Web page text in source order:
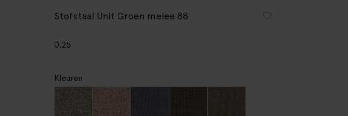
Stofstaal Unit Groen melee 88
0.25
Kleuren